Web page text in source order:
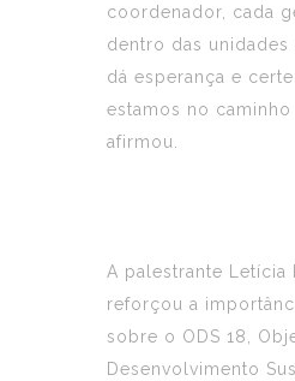
coordenador, cada
dentro das unidades
dá esperança e
estamos no caminho
afirmou.
A palestrante Letícia
reforçou a
sobre o ODS 18,
Desenvolvimento